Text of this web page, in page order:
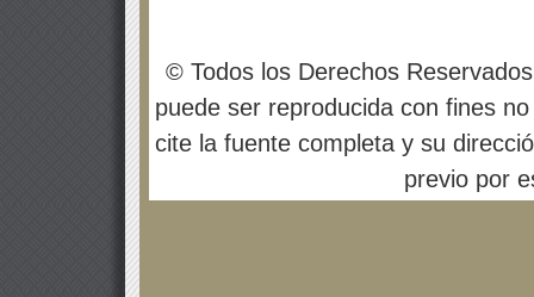
© Todos los Derechos
puede ser reproducida con fines
cite la fuente completa y su
previo por